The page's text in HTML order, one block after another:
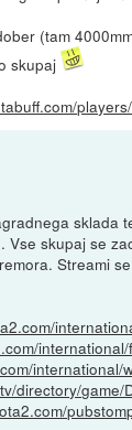
(tam
skupaj
sklada
Vse skupaj se
Streami
international/
directory/game/